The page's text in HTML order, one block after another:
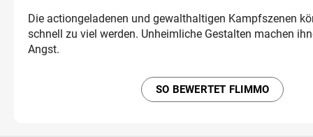
Die actiongeladenen und gewalthaltigen Kampfszenen
schnell zu viel werden. Unheimliche Gestalten machen
Angst.
SO BEWERTET FLIMMO